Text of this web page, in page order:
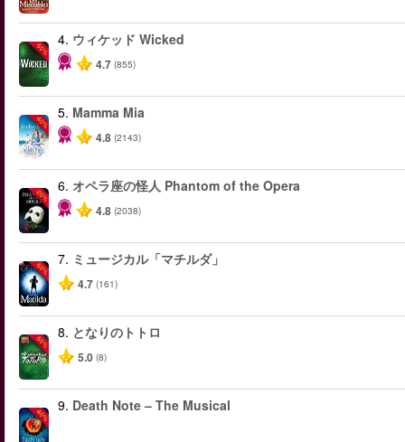
-50%
4. ウィケッド Wicked
4.7 (855)
-40%
5. Mamma Mia
4.8 (2143)
-20%
6. オペラ座の怪人 Phantom of the Opera
4.8 (2038)
-50%
7. ミュージカル「マチルダ」
4.7 (161)
-50%
8. となりのトトロ
5.0 (8)
-40%
9. Death Note – The Musical